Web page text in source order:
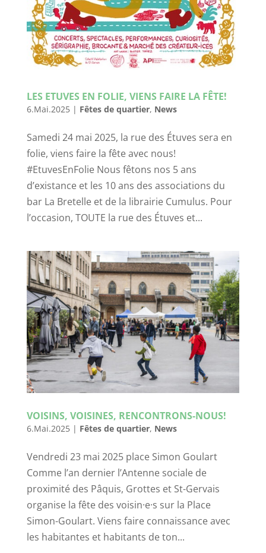
LES ETUVES EN FOLIE, VIENS FAIRE LA FÊTE!
6.Mai.2025| Fêtes de quartier, News
Samedi 24 mai 2025, la rue des Étuves sera en
folie, viens faire la fête avec nous!
#EtuvesEnFolie Nous fêtons nos 5 ans
d’existance et les 10 ans des associations du
bar La Bretelle et de la librairie Cumulus. Pour
l’occasion, TOUTE la rue des Étuves et...
VOISINS, VOISINES, RENCONTRONS-NOUS!
6.Mai.2025| Fêtes de quartier, News
Vendredi 23 mai 2025 place Simon Goulart
Comme l’an dernier l’Antenne sociale de
proximité des Pâquis, Grottes et St-Gervais
organise la fête des voisin·e·s sur la Place
Simon-Goulart. Viens faire connaissance avec
les habitantes et habitants de ton...